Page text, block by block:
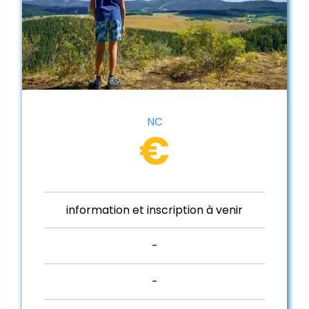
NC
€
information et inscription à venir
-
-